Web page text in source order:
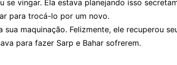
se vingar. Ela estava planejando isso
para trocá-lo por um novo.
sua maquinação. Felizmente, ele recuperou
para fazer Sarp e Bahar sofrerem.